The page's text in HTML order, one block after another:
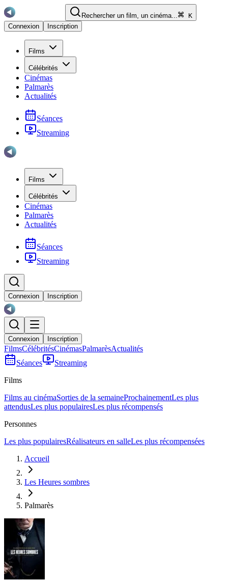
Rechercher un film, un cinéma...
K
Connexion
Inscription
Films
Célébrités
Cinémas
Palmarès
Actualités
Séances
Streaming
Films
Célébrités
Cinémas
Palmarès
Actualités
Séances
Streaming
Connexion Inscription
Connexion Inscription
FilmsCélébritésCinémasPalmarèsActualités
Séances
Streaming
Films
Films au cinémaSorties de la semaineProchainementLes plus
attendusLes plus populairesLes plus récompensés
Personnes
Les plus populairesRéalisateurs en salleLes plus récompensées
Accueil
Les Heures sombres
Palmarès